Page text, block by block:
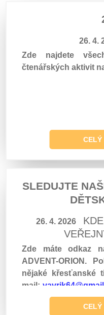
26. 4.
Zde najdete
čtenářských aktivit
CELÝ
SLEDUJTE
26. 4. 2026
Zde máte odkaz
ADVENT-ORION.
nějaké křesťanské
mail:
na trzích, protože
dětské knihy, CELÝ